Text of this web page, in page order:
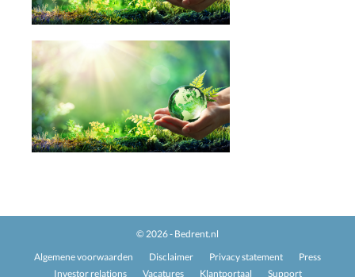
© 2026 - Bedrent.nl
Algemene voorwaarden
Disclaimer Privacy statement
Press
Investor relations
Vacatures Klantportaal Support